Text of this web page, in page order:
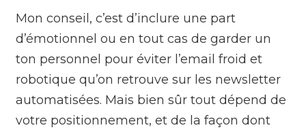
Mon conseil, c’est d’inclure une part
d’émotionnel ou en tout cas de garder un
ton personnel pour éviter l’email froid et
robotique qu’on retrouve sur les newsletter
automatisées. Mais bien sûr tout dépend de
votre positionnement, et de la façon dont